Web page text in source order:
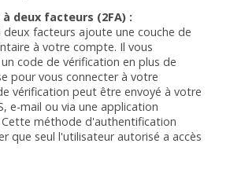
deux facteurs (2FA) :
facteurs ajoute une couche de
à votre compte. Il vous
code de vérification en plus de
pour vous connecter à votre
vérification peut être envoyé à votre
e-mail ou via une application
méthode d'authentification
que seul l'utilisateur autorisé a accès